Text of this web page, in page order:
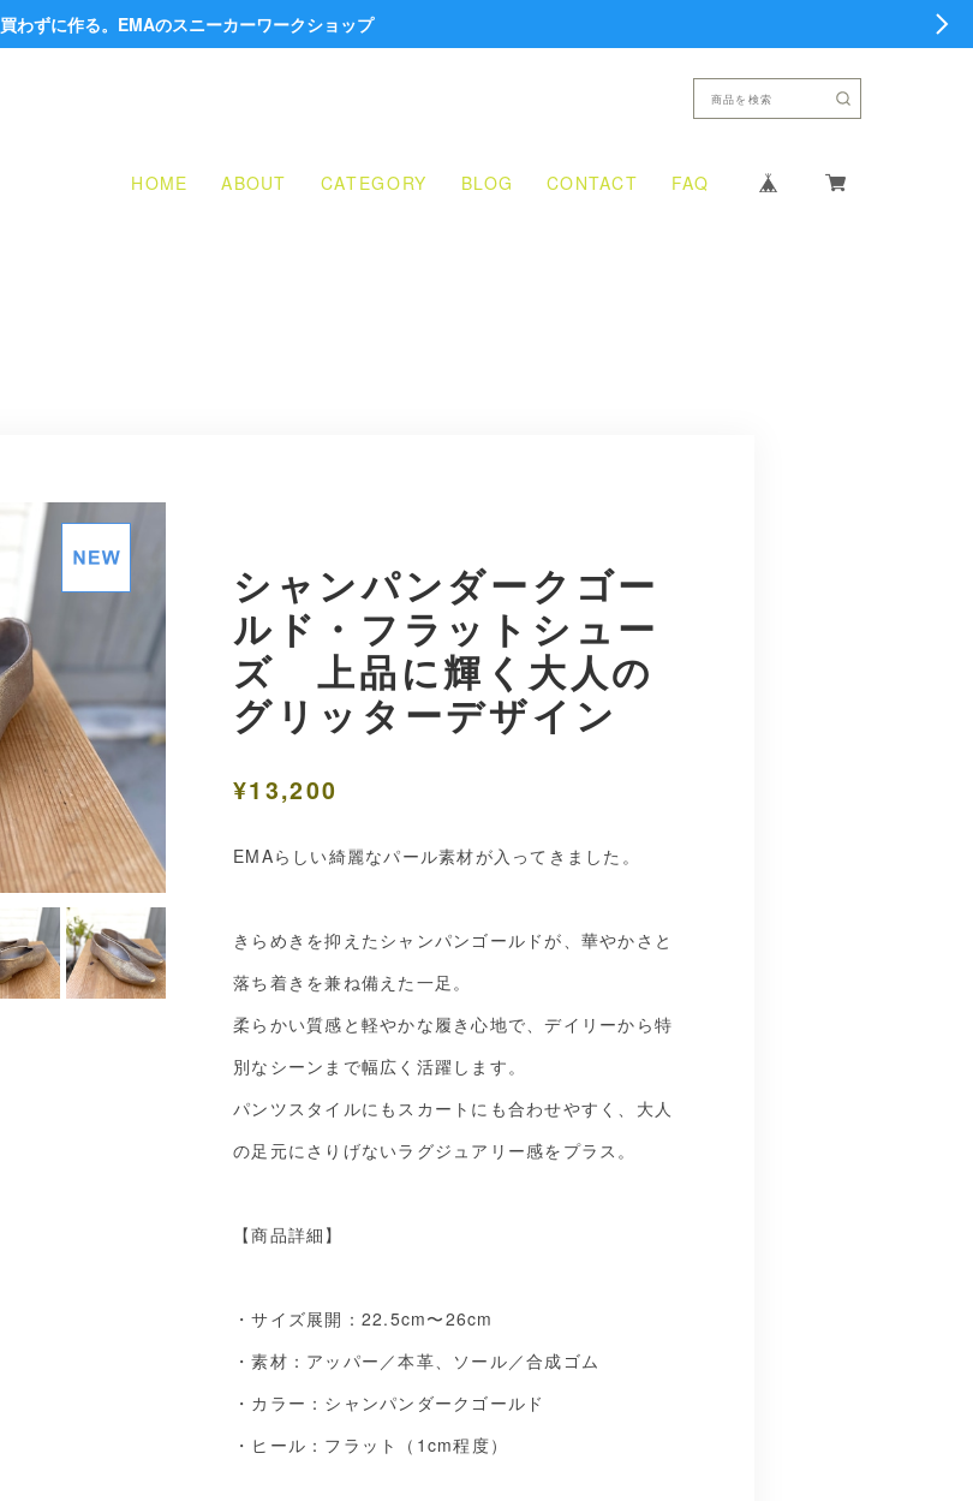
買わずに作る。EMAのスニーカーワークショップ
HOME ABOUT CATEGORY BLOG CONTACT FAQ
シャンパンダークゴー
ルド・フラットシュー
ズ 上品に輝く大人の
グリッターデザイン
¥13,200
EMAらしい綺麗なパール素材が入ってきました。
きらめきを抑えたシャンパンゴールドが、華やかさと
落ち着きを兼ね備えた一足。
柔らかい質感と軽やかな履き心地で、デイリーから特
別なシーンまで幅広く活躍します。
パンツスタイルにもスカートにも合わせやすく、大人
の足元にさりげないラグジュアリー感をプラス。
【商品詳細】
・サイズ展開：22.5cm〜26cm
・素材：アッパー／本革、ソール／合成ゴム
・カラー：シャンパンダークゴールド
・ヒール：フラット（1cm程度）